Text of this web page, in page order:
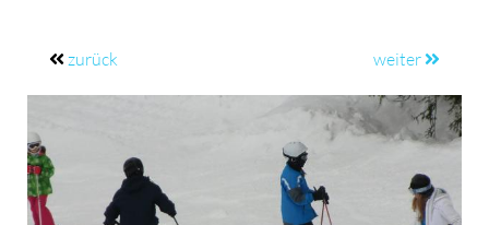
zurück weiter